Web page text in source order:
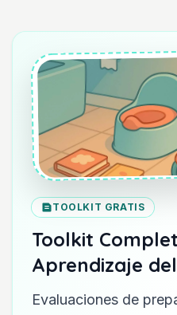
TOOLKIT GRATIS
Toolkit
Aprendizaje
Evaluaciones de